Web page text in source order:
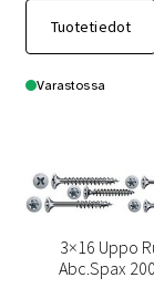
Tuotetiedot
Varastossa
3×16 Uppo
Abc.Spax